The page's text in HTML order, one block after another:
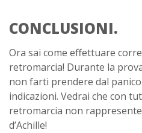
CONCLUSIONI.
Ora sai come effettuare
retromarcia! Durante la
non farti prendere dal
indicazioni. Vedrai che con
retromarcia non
d’Achille!